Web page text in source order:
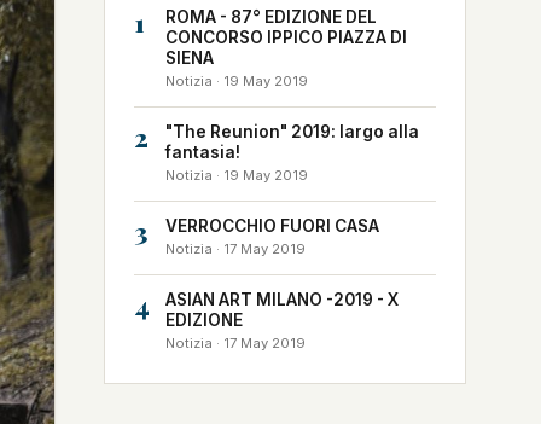
1
ROMA - 87° EDIZIONE DEL
CONCORSO IPPICO PIAZZA DI
SIENA
Notizia · 19 May 2019
2
"The Reunion" 2019: largo alla
fantasia!
Notizia · 19 May 2019
3 VERROCCHIO FUORI CASA
Notizia · 17 May 2019
4
ASIAN ART MILANO -2019 - X
EDIZIONE
Notizia · 17 May 2019